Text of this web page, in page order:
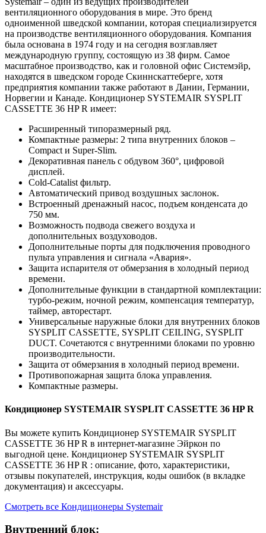
вентиляционного оборудования в мире. Это бренд
одноименной шведской компании, которая специализируется
на производстве вентиляционного оборудования. Компания
была основана в 1974 году и на сегодня возглавляет
международную группу, состоящую из 38 фирм. Самое
масштабное производство, как и головной офис Системэйр,
находятся в шведском городе Скиннскаттеберге, хотя
предприятия компании также работают в Дании, Германии,
Норвегии и Канаде. Кондиционер SYSTEMAIR SYSPLIT
CASSETTE 36 HP R имеет:
Расширенный типоразмерный ряд.
Компактные размеры: 2 типа внутренних блоков –
Compact и Super-Slim.
Декоративная панель с обдувом 360°, цифровой
дисплей.
Cold-Catalist фильтр.
Автоматический привод воздушных заслонок.
Встроенный дренажный насос, подъем конденсата до
750 мм.
Возможность подвода свежего воздуха и
дополнительных воздуховодов.
Дополнительные порты для подключения проводного
пульта управления и сигнала «Авария».
Защита испарителя от обмерзания в холодный период
времени.
Дополнительные функции в стандартной комплектации:
турбо-режим, ночной режим, компенсация температур,
таймер, авторестарт.
Универсальные наружные блоки для внутренних блоков
SYSPLIT CASSETTE, SYSPLIT CEILING, SYSPLIT
DUCT. Cочетаются с внутренними блоками по уровню
производительности.
Защита от обмерзания в холодный период времени.
Противопожарная защита блока управления.
Компактные размеры.
Кондиционер SYSTEMAIR SYSPLIT CASSETTE 36 HP R
Вы можете купить Кондиционер SYSTEMAIR SYSPLIT
CASSETTE 36 HP R в интернет-магазине Эйркон по
выгодной цене. Кондиционер SYSTEMAIR SYSPLIT
CASSETTE 36 HP R : описание, фото, характеристики,
отзывы покупателей, инструкция, коды ошибок (в вкладке
документация) и аксессуары.
Смотреть все Кондиционеры Systemair
Внутренний блок: